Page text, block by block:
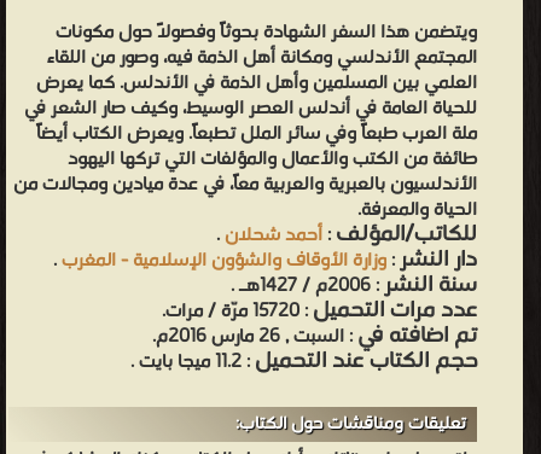
ويتضمن هذا السفر الشهادة بحوثاً وفصولاً حول مكونات
المجتمع الأندلسي ومكانة أهل الذمة فيه، وصور من اللقاء
العلمي بين المسلمين وأهل الذمة في الأندلس. كما يعرض
للحياة العامة في أندلس العصر الوسيط، وكيف صار الشعر في
ملة العرب طبعاً وفي سائر الملل تطبعاً. ويعرض الكتاب أيضاً
طائفة من الكتب والأعمال والمؤلفات التي تركها اليهود
الأندلسيون بالعبرية والعربية معاً، في عدة ميادين ومجالات من
الحياة والمعرفة.
للكاتب/المؤلف:أحمد شحلان.
دار النشر:وزارة الأوقاف والشؤون الإسلامية - المغرب.
سنة النشر: 2006م / 1427هـ .
عدد مرات التحميل: 15720 مرّة / مرات.
تم اضافته في: السبت , 26 مارس 2016م.
حجم الكتاب عند التحميل: 11.2 ميجا بايت .
تعليقات ومناقشات حول الكتاب: